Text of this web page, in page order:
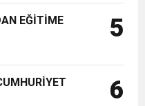
EĞİTİME
5
6